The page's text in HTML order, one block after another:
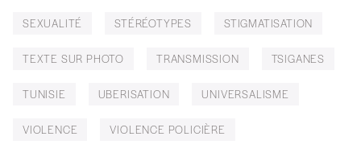
SEXUALITÉ STÉRÉOTYPES STIGMATISATION
TEXTE SUR PHOTO TRANSMISSION TSIGANES
TUNISIE UBERISATION UNIVERSALISME
VIOLENCE VIOLENCE POLICIÈRE